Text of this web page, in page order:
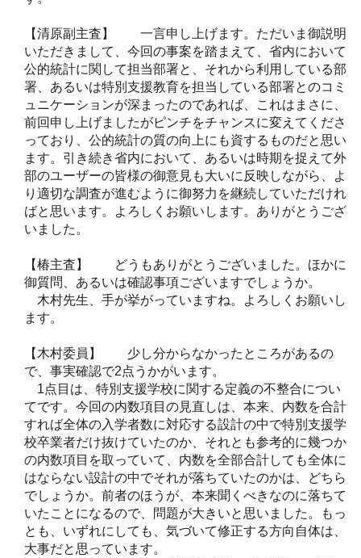
【清原副主査】 一言申し上げます。ただいま御説明
いただきまして、今回の事案を踏まえて、省内において
公的統計に関して担当部署と、それから利用している部
署、あるいは特別支援教育を担当している部署とのコミ
ュニケーションが深まったのであれば、これはまさに、
前回申し上げましたがピンチをチャンスに変えてくださ
っており、公的統計の質の向上にも資するものだと思い
ます。引き続き省内において、あるいは時期を捉えて外
部のユーザーの皆様の御意見も大いに反映しながら、よ
り適切な調査が進むように御努力を継続していただけれ
ばと思います。よろしくお願いします。ありがとうござ
いました。
【椿主査】 どうもありがとうございました。ほかに
御質問、あるいは確認事項ございますでしょうか。
木村先生、手が挙がっていますね。よろしくお願いし
ます。
【木村委員】 少し分からなかったところがあるの
で、事実確認で2点うかがいます。
1点目は、特別支援学校に関する定義の不整合につい
てです。今回の内数項目の見直しは、本来、内数を合計
すれば全体の入学者数に対応する設計の中で特別支援学
校卒業者だけ抜けていたのか、それとも参考的に幾つか
の内数項目を取っていて、内数を全部合計しても全体に
はならない設計の中でそれが落ちていたのかは、どちら
でしょうか。前者のほうが、本来聞くべきなのに落ちて
いたことになるので、問題が大きいと思いました。もっ
とも、いずれにしても、気づいて修正する方向自体は、
大事だと思っています。